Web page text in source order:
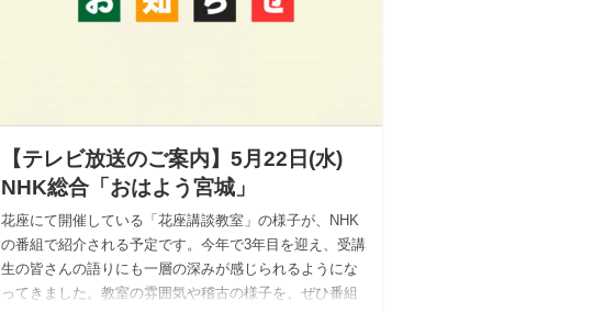
【テレビ放送のご案内】5月22日(水)
NHK総合「おはよう宮城」
花座にて開催している「花座講談教室」の様子が、NHK
の番組で紹介される予定です。今年で3年目を迎え、受講
生の皆さんの語りにも一層の深みが感じられるようにな
ってきました。教室の雰囲気や稽古の様子を、ぜひ番組